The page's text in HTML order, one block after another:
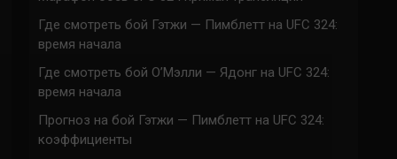
Где смотреть бой Гэтжи — Пимблетт на UFC 324:
время начала
Где смотреть бой О’Мэлли — Ядонг на UFC 324:
время начала
Прогноз на бой Гэтжи — Пимблетт на UFC 324:
коэффициенты